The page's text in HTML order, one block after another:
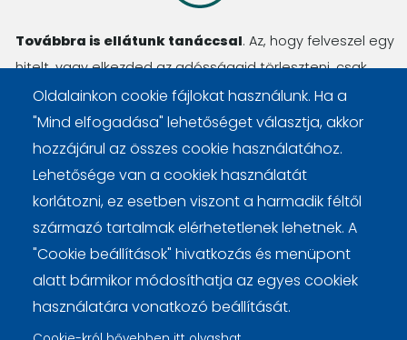
Továbbra is ellátunk tanáccsal. Az, hogy felveszel egy
hitelt, vagy elkezded az adósságaid törleszteni, csak
kezdőlépés. Számos kérdésed lesz még, amit
megválaszolunk, haladásod pedig nyomon követjük.
Oldalainkon cookie fájlokat használunk. Ha a
"Mind elfogadása" lehetőséget választja, akkor
hozzájárul az összes cookie használatához.
Lehetősége van a cookiek használatát
korlátozni, ez esetben viszont a harmadik féltől
származó tartalmak elérhetetlenek lehetnek. A
"Cookie beállítások" hivatkozás és menüpont
alatt bármikor módosíthatja az egyes cookiek
használatára vonatkozó beállítását.
LáblécCookie beállítások Cookie kezelési tájékoztató